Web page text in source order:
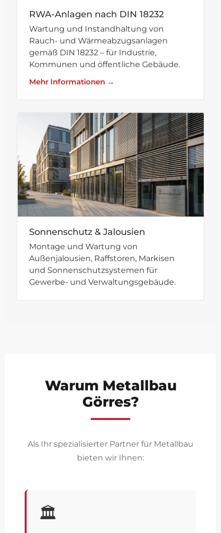
RWA-Anlagen nach DIN 18232
Wartung und Instandhaltung von
Rauch- und Wärmeabzugsanlagen
gemäß DIN 18232 – für Industrie,
Kommunen und öffentliche Gebäude.
Mehr Informationen →
Sonnenschutz & Jalousien
Montage und Wartung von
Außenjalousien, Raffstoren, Markisen
und Sonnenschutzsystemen für
Gewerbe- und Verwaltungsgebäude.
Warum Metallbau
Görres?
Als Ihr spezialisierter Partner für Metallbau
bieten wir Ihnen:
🏛️